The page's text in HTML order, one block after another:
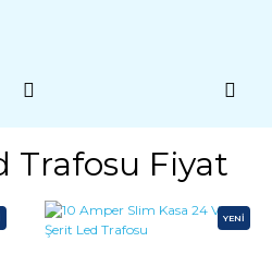
Trafosu Fiyat
YENİ